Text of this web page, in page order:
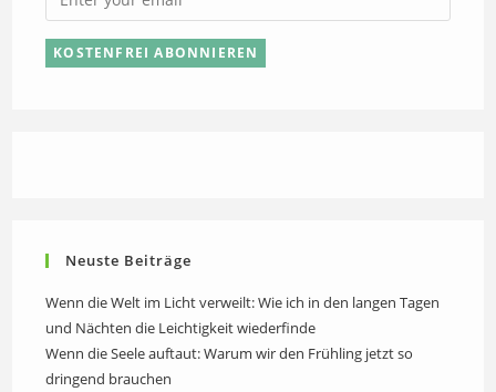
Neuste Beiträge
Wenn die Welt im Licht verweilt: Wie ich in den langen Tagen
und Nächten die Leichtigkeit wiederfinde
Wenn die Seele auftaut: Warum wir den Frühling jetzt so
dringend brauchen